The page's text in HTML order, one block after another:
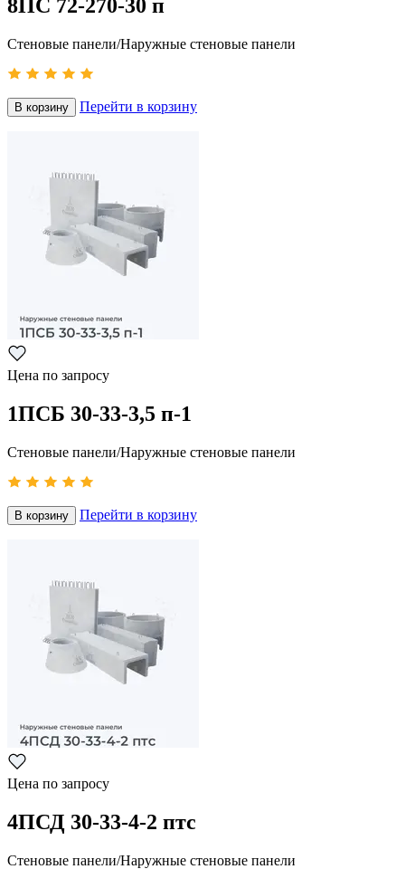
8ПС 72-270-30 п
Стеновые панели/Наружные стеновые панели
В корзину Перейти в корзину
Цена по запросу
1ПСБ 30-33-3,5 п-1
Стеновые панели/Наружные стеновые панели
В корзину Перейти в корзину
Цена по запросу
4ПСД 30-33-4-2 птс
Стеновые панели/Наружные стеновые панели